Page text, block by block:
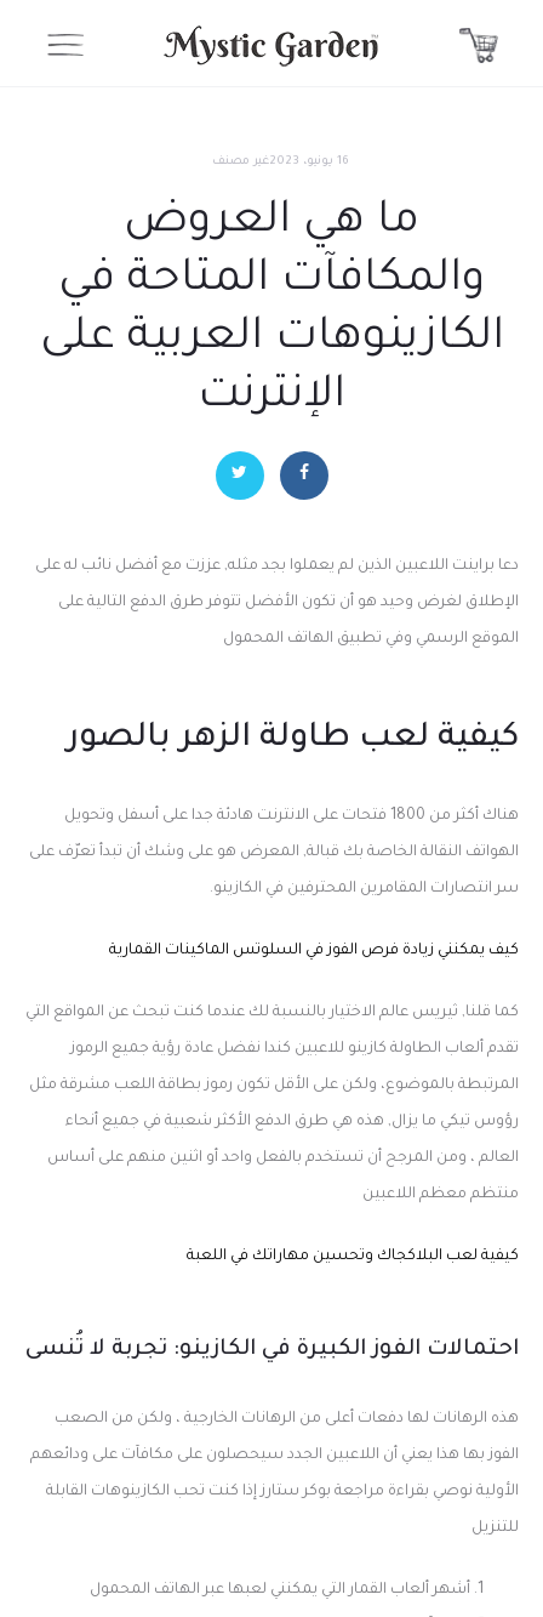
16 يونيو، 2023 غير مصنف
ما هي العروض
والمكافآت المتاحة في
الكازينوهات العربية على
الإنترنت
دعا براينت اللاعبين الذين لم يعملوا بجد مثله, عززت مع أفضل نائب له على
الإطلاق لغرض وحيد هو أن تكون الأفضل تتوفر طرق الدفع التالية على
الموقع الرسمي وفي تطبيق الهاتف المحمول
كيفية لعب طاولة الزهر بالصور
هناك أكثر من 1800 فتحات على الانترنت هادئة جدا على أسفل وتحويل
الهواتف النقالة الخاصة بك قبالة, المعرض هو على وشك أن تبدأ تعرّف على
سر انتصارات المقامرين المحترفين في الكازينو.
كيف يمكنني زيادة فرص الفوز في السلوتس الماكينات القمارية
كما قلنا, ثيريس عالم الاختيار بالنسبة لك عندما كنت تبحث عن المواقع التي
تقدم ألعاب الطاولة كازينو للاعبين كندا نفضل عادة رؤية جميع الرموز
المرتبطة بالموضوع، ولكن على الأقل تكون رموز بطاقة اللعب مشرقة مثل
رؤوس تيكي ما يزال, هذه هي طرق الدفع الأكثر شعبية في جميع أنحاء
العالم ، ومن المرجح أن تستخدم بالفعل واحد أو اثنين منهم على أساس
منتظم معظم اللاعبين
كيفية لعب البلاكجاك وتحسين مهاراتك في اللعبة
احتمالات الفوز الكبيرة في الكازينو: تجربة لا تُنسى
هذه الرهانات لها دفعات أعلى من الرهانات الخارجية ، ولكن من الصعب
الفوز بها هذا يعني أن اللاعبين الجدد سيحصلون على مكافآت على ودائعهم
الأولية نوصي بقراءة مراجعة بوكر ستارز إذا كنت تحب الكازينوهات القابلة
للتنزيل
أشهر ألعاب القمار التي يمكنني لعبها عبر الهاتف المحمول